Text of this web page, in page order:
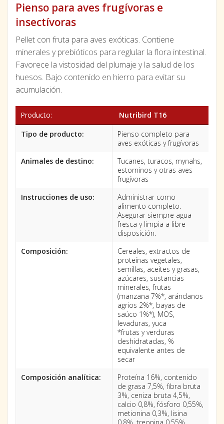
Pienso para aves frugívoras e
insectívoras
Pellet con fruta para aves exóticas. Contiene
minerales y prebióticos para reglular la flora intestinal.
Favorece la vistosidad del plumaje y la salud de los
huesos. Bajo contenido en hierro para evitar su
acumulación.
Producto:
Nutribird T16
Tipo de producto:
Pienso completo para
aves exóticas y frugívoras
Animales de destino:
Tucanes, turacos, mynahs,
estorninos y otras aves
frugívoras
Instrucciones de uso:
Administrar como
alimento completo.
Asegurar siempre agua
fresca y limpia a libre
disposición.
Composición:
Cereales, extractos de
proteínas vegetales,
semillas, aceites y grasas,
azúcares, sustancias
minerales, frutas
(manzana 7%*, arándanos
agrios 2%*, bayas de
saúco 1%*), MOS,
levaduras, yuca
*frutas y verduras
deshidratadas, %
equivalente antes de
secar
Composición analítica:
Proteína 16%, contenido
de grasa 7,5%, fibra bruta
3%, ceniza bruta 4,5%,
calcio 0,8%, fósforo 0,55%,
metionina 0,3%, lisina